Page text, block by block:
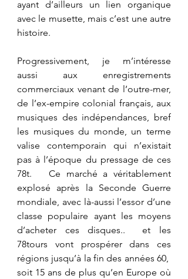
ayant d’ailleurs un lien organique
avec le musette, mais c’est une autre
histoire.
Progressivement, je m’intéresse
aussi aux enregistrements
commerciaux venant de l’outre-mer,
de l’ex-empire colonial français, aux
musiques des indépendances, bref
les musiques du monde, un terme
valise contemporain qui n’existait
pas à l’époque du pressage de ces
78t.   Ce marché a véritablement
explosé après la Seconde Guerre
mondiale, avec là-aussi l’essor d’une
classe populaire ayant les moyens
d’acheter ces disques..  et les
78tours vont prospérer dans ces
régions jusqu’à la fin des années 60,
soit 15 ans de plus qu’en Europe où